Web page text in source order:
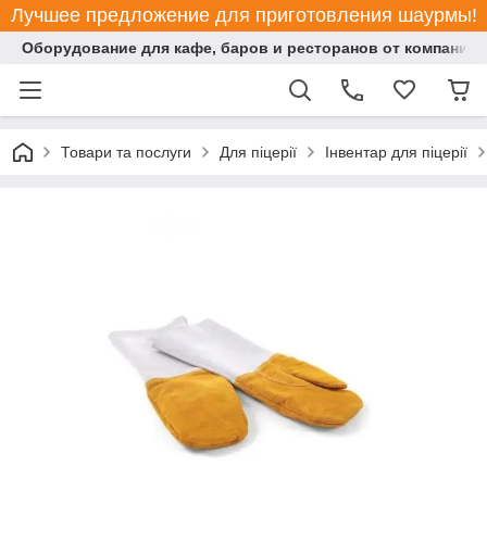
Лучшее предложение для приготовления шаурмы!
Оборудование для кафе, баров и ресторанов от компании
Товари та послуги Для піцерії Інвентар для піцерії